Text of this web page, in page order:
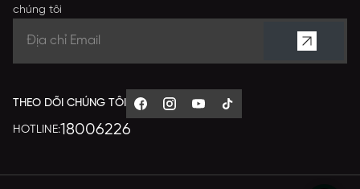
chúng tôi
THEO DÕI CHÚNG TÔI
HOTLINE:18006226